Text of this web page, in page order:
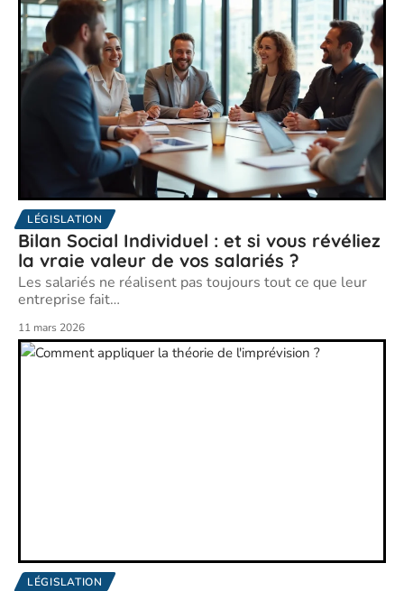
LÉGISLATION
Bilan Social Individuel : et si vous révéliez
la vraie valeur de vos salariés ?
Les salariés ne réalisent pas toujours tout ce que leur
entreprise fait…
11 mars 2026
LÉGISLATION